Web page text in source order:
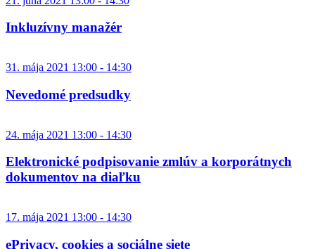
Inkluzívny manažér
31. mája 2021 13:00 - 14:30
Nevedomé predsudky
24. mája 2021 13:00 - 14:30
Elektronické podpisovanie zmlúv a korporátnych
dokumentov na diaľku
17. mája 2021 13:00 - 14:30
ePrivacy, cookies a sociálne siete